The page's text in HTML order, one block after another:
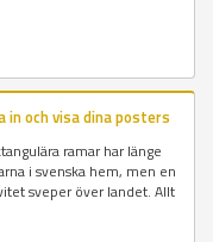
och visa dina posters
ramar har länge
i svenska hem, men en
sveper över landet. Allt